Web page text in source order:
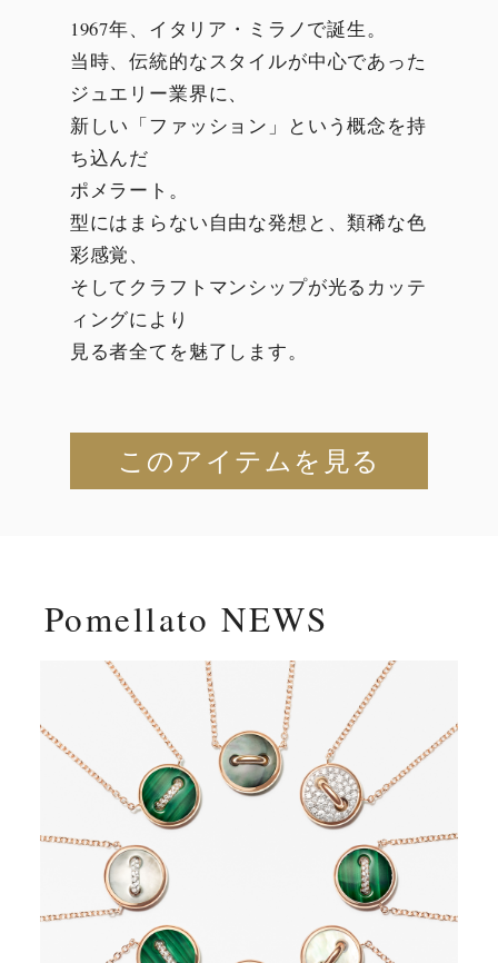
1967年、イタリア・ミラノで誕生。
当時、伝統的なスタイルが中心であった
ジュエリー業界に、
新しい「ファッション」という概念を持
ち込んだ
ポメラート。
型にはまらない自由な発想と、類稀な色
彩感覚、
そしてクラフトマンシップが光るカッテ
ィングにより
見る者全てを魅了します。
このアイテムを見る
Pomellato NEWS